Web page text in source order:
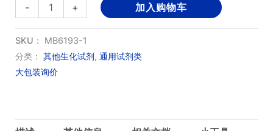
-
化
磷
酰
胆
盐
+ 加入购物车
SKU： MB6193-1
分类： 其他生化试剂 , 通用试剂类
大包装询价